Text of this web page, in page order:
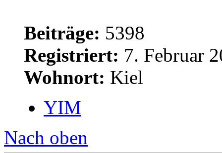
Beiträge: 5398
Registriert: 7. Februar
Wohnort: Kiel
YIM
Nach oben